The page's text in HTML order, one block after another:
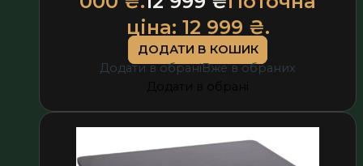
ціна: 12 999 ₴.
ДОДАТИ В КОШИК
Додати в обраніВже в обраних